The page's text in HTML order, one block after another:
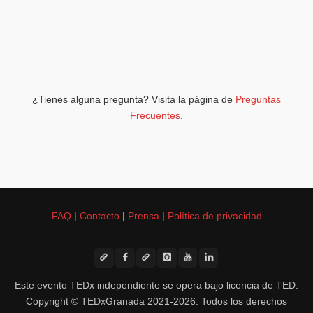
¿Tienes alguna pregunta? Visita la página de Preguntas
Frecuentes
FAQ| Contacto| Prensa | Política de privacidad
Este evento TEDx independiente se opera bajo licencia de TED.
Copyright © TEDxGranada 2021-2026. Todos los derechos